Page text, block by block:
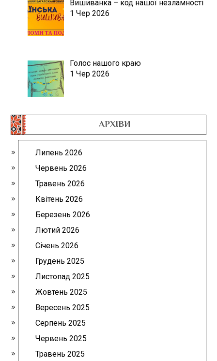
Вишиванка – код нашої незламності
1 Чер 2026
Голос нашого краю
1 Чер 2026
АРХІВИ
Липень 2026
Червень 2026
Травень 2026
Квітень 2026
Березень 2026
Лютий 2026
Січень 2026
Грудень 2025
Листопад 2025
Жовтень 2025
Вересень 2025
Серпень 2025
Червень 2025
Травень 2025